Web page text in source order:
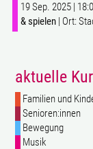
19 Sep. 2025 |
& spielen | Ort:
aktuelle
Familien und
Senioren:innen
Bewegung
Musik